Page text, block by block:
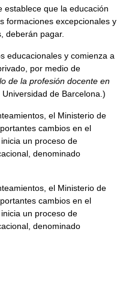
establece que la educación
formaciones excepcionales y
deberán pagar.
educacionales y comienza a
por medio de
de la profesión docente en
Universidad de Barcelona.)
el Ministerio de
cambios en el
un proceso de
denominado
el Ministerio de
cambios en el
un proceso de
denominado